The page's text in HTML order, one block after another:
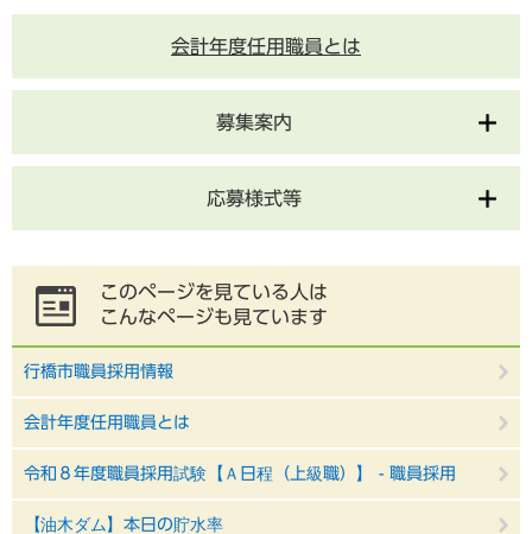
会計年度任用職員とは
募集案内
応募様式等
このページを見ている人は
こんなページも見ています
行橋市職員採用情報
会計年度任用職員とは
令和８年度職員採用試験【Ａ日程（上級職）】 - 職員採用
【油木ダム】本日の貯水率